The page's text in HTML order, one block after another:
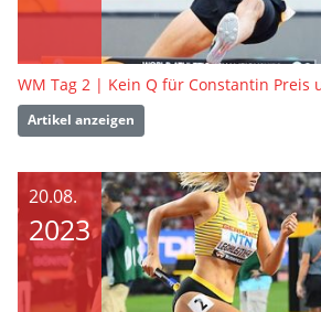
WM Tag 2 | Kein Q für Constantin Preis
Artikel anzeigen
20.08.
2023